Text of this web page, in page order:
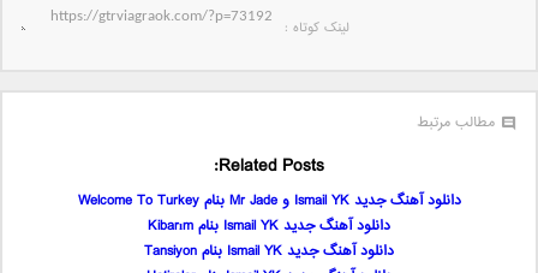
لینک کوتاه‌ :
مطالب مرتبط
Related Posts:
دانلود آهنگ جدید Ismail YK و Mr Jade بنام Welcome To Turkey
دانلود آهنگ جدید Ismail YK بنام Kibarım
دانلود آهنگ جدید Ismail YK بنام Tansiyon